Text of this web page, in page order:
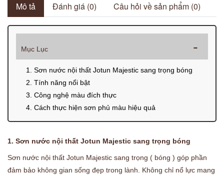
Mô tả Đánh giá (0) Câu hỏi về sản phẩm (0)
Mục Lục
1. Sơn nước nội thất Jotun Majestic sang trọng bóng
2. Tính năng nổi bật
3. Công nghệ màu đích thực
4. Cách thực hiện sơn phủ màu hiệu quả
1. Sơn nước nội thất Jotun Majestic sang trọng bóng
Sơn nước nội thất Jotun Majestic sang trọng ( bóng ) góp phần
đảm bảo không gian sống đẹp trong lành. Không chỉ nổ lực mang